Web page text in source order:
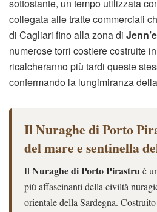
sottostante, un tempo utilizzata
collegata alle tratte commerciali
di Cagliari fino alla zona di
numerose torri costiere costruite
ricalcheranno più tardi queste
confermando la lungimiranza
Il Nuraghe di Porto
del mare e sentinella
IlNuraghe di Porto Pirastruè
più affascinanti della civiltà
orientale della Sardegna.